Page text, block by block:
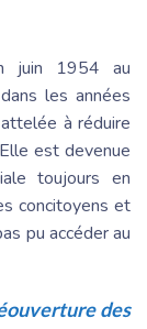
juin 1954 au
les années
à réduire
est devenue
toujours en
concitoyens et
pu accéder au
des